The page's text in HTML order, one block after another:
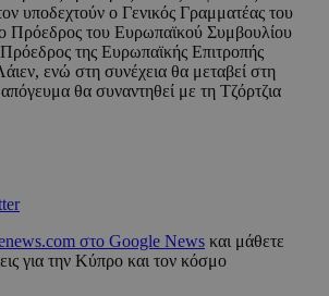
υποδεχτούν ο Γενικός Γραμματέας του
του Ευρωπαϊκού Συμβουλίου
της Ευρωπαϊκής Επιτροπής
ενώ στη συνέχεια θα μεταβεί στη
θα συναντηθεί με τη Τζόρτζια
στο Google News και μάθετε
για την Κύπρο και τον κόσμο